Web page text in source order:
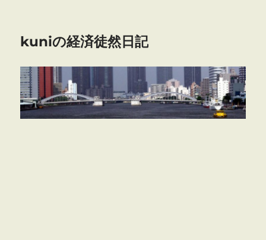
kuniの経済徒然日記